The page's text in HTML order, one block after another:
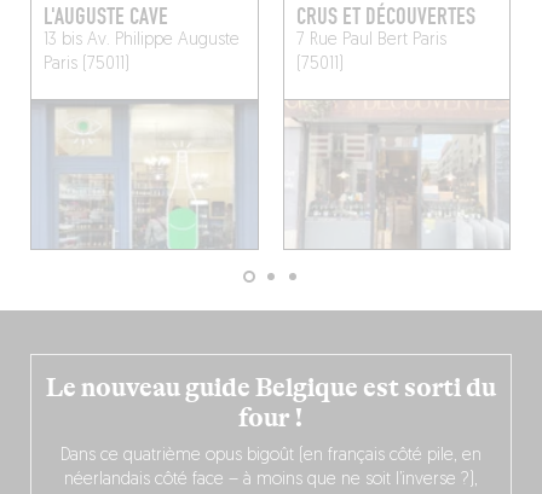
L'AUGUSTE CAVE
13 bis Av. Philippe Auguste
Paris (75011)
CRUS ET DÉCOUVERTES
7 Rue Paul BertParis
(75011)
Le nouveau guide Belgique est sorti du
four !
Dans ce quatrième opus bigoût (en français côté pile, en
néerlandais côté face – à moins que ne soit l’inverse ?),